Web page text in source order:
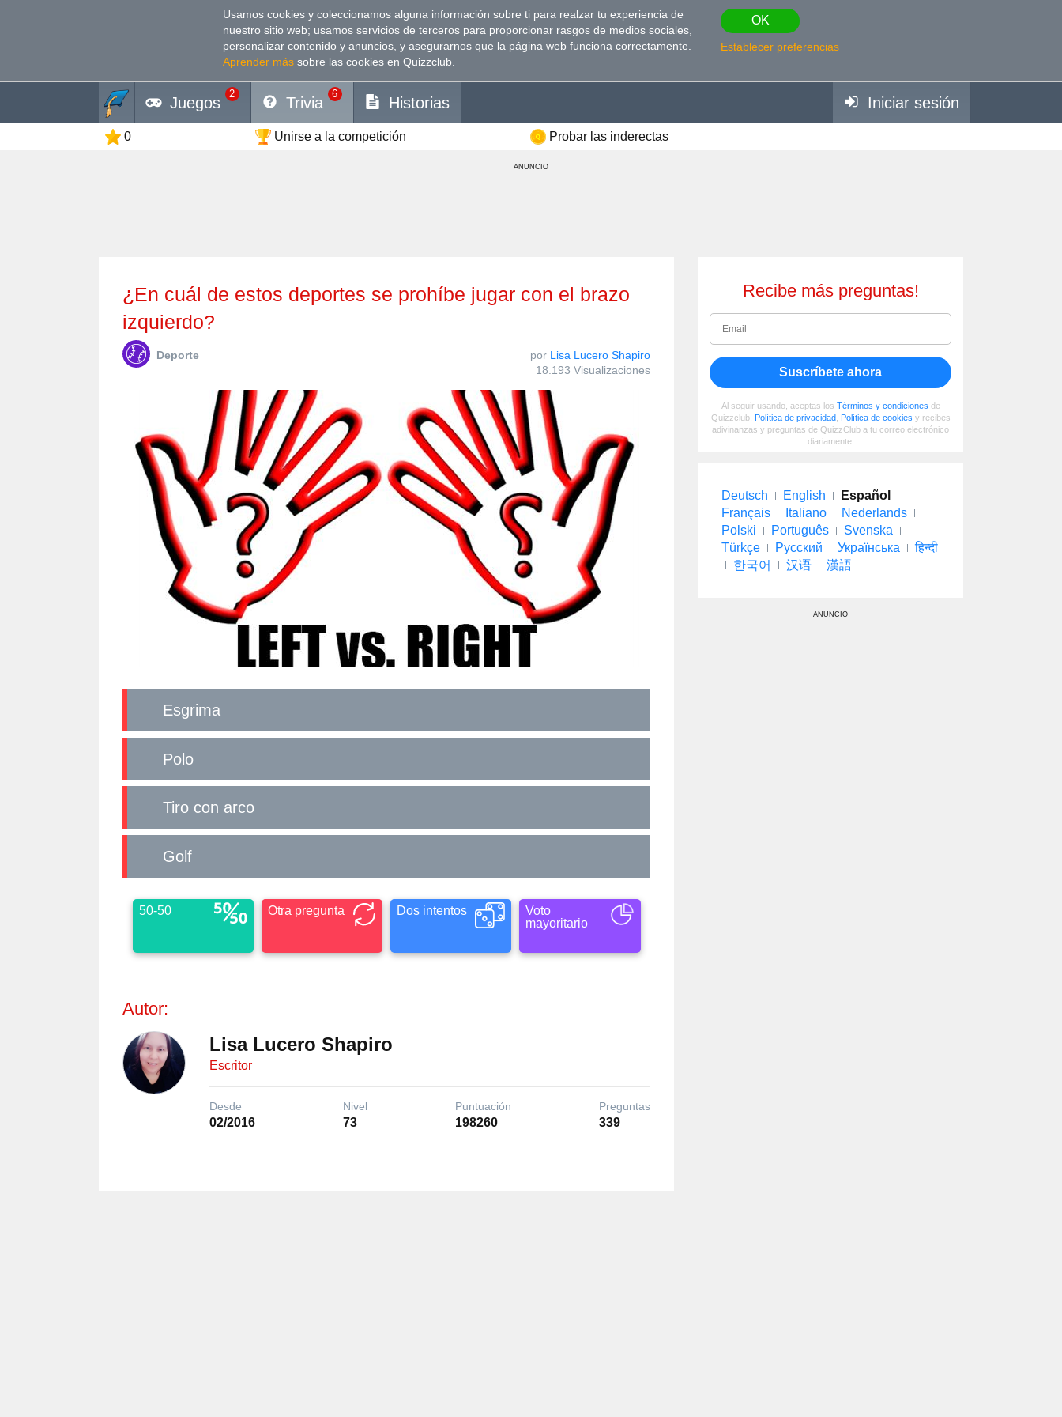
Usamos cookies y coleccionamos alguna información sobre ti para realzar tu experiencia de
nuestro sitio web; usamos servicios de terceros para proporcionar rasgos de medios sociales,
personalizar contenido y anuncios, y asegurarnos que la página web funciona correctamente.
Aprender más sobre las cookies en Quizzclub.
OK
Establecer preferencias
Juegos
2
Trivia
6
Historias Iniciar sesión
0 Unirse a la competición Probar las inderectas
ANUNCIO
¿En cuál de estos deportes se prohíbe jugar con el brazo
izquierdo?
Deporte por Lisa Lucero Shapiro
18.193 Visualizaciones
Esgrima
Polo
Tiro con arco
Golf
50-50 Otra pregunta Dos intentos
Voto
mayoritario
Autor:
Lisa Lucero Shapiro
Escritor
Desde
02/2016
Nivel
73
Puntuación
198260
Preguntas
339
Recibe más preguntas!
Suscríbete ahora
Al seguir usando, aceptas los Términos y condiciones de
Quizzclub, Política de privacidad, Política de cookies y recibes
adivinanzas y preguntas de QuizzClub a tu correo electrónico
diariamente.
Deutsch English
Español
Français
Italiano
Nederlands
Polski
Português
Svenska
Türkçe
Русский Українська
हिन्दी
한국어
汉语 漢語
ANUNCIO